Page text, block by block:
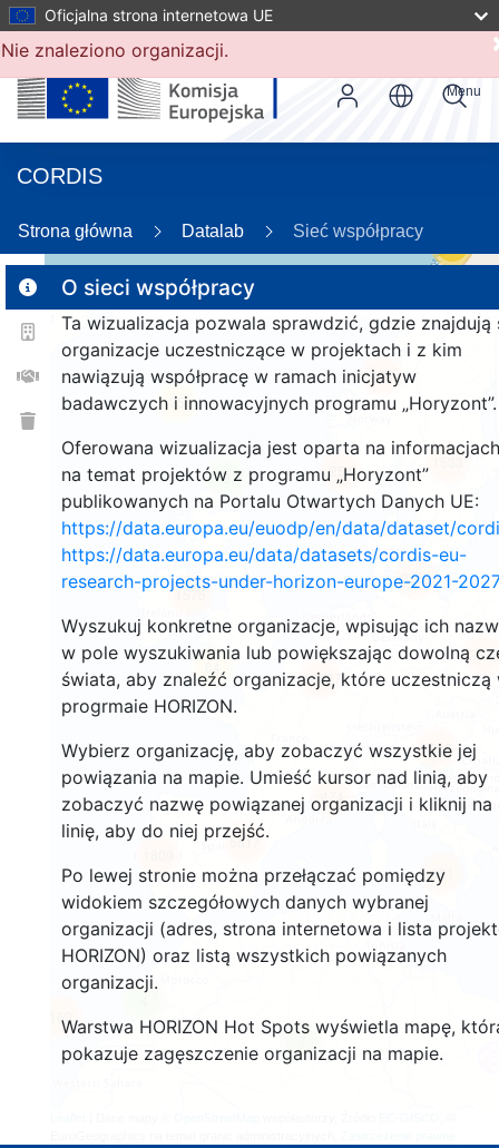
Oficjalna strona internetowa UE
CORDIS
Menu
Strona główna Datalab Sieć współpracy
O sieci współpracy
Ta wizualizacja pozwala sprawdzić, gdzie znajdują
organizacje uczestniczące w projektach i z kim
nawiązują współpracę w ramach inicjatyw
badawczych i innowacyjnych programu „Horyzont”.
Oferowana wizualizacja jest oparta na informacjach
na temat projektów z programu „Horyzont”
publikowanych na Portalu Otwartych Danych UE:
https://data.europa.eu/euodp/en/data/dataset/
https://data.europa.eu/data/datasets/cordis-eu-
research-projects-under-horizon-europe-2021-2027
Wyszukuj konkretne organizacje, wpisując ich
w pole wyszukiwania lub powiększając dowolną
świata, aby znaleźć organizacje, które uczestniczą
progrmaie HORIZON.
Wybierz organizację, aby zobaczyć wszystkie jej
powiązania na mapie. Umieść kursor nad linią, aby
zobaczyć nazwę powiązanej organizacji i kliknij na
linię, aby do niej przejść.
Po lewej stronie można przełączać pomiędzy
widokiem szczegółowych danych wybranej
organizacji (adres, strona internetowa i lista
HORIZON) oraz listą wszystkich powiązanych
organizacji.
Warstwa HORIZON Hot Spots wyświetla mapę,
pokazuje zagęszczenie organizacji na mapie.
160
25
9
172
254
891
7
5817
64
3569
1575
18727
8908
2398
1533
Nie znaleziono organizacji.